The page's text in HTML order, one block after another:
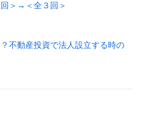
＞→＜全３回＞
？不動産投資で法人設立する時の